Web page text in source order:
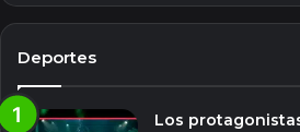
Deportes
Los